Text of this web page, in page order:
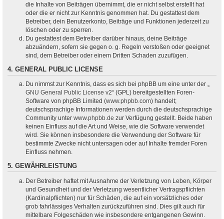
die Inhalte von Beiträgen übernimmt, die er nicht selbst erstellt hat
oder die er nicht zur Kenntnis genommen hat. Du gestattest dem
Betreiber, dein Benutzerkonto, Beiträge und Funktionen jederzeit zu
löschen oder zu sperren.
Du gestattest dem Betreiber darüber hinaus, deine Beiträge
abzuändern, sofern sie gegen o. g. Regeln verstoßen oder geeignet
sind, dem Betreiber oder einem Dritten Schaden zuzufügen.
4. GENERAL PUBLIC LICENSE
Du nimmst zur Kenntnis, dass es sich bei phpBB um eine unter der „
GNU General Public License v2“ (GPL) bereitgestellten Foren-
Software von phpBB Limited (www.phpbb.com) handelt;
deutschsprachige Informationen werden durch die deutschsprachige
Community unter www.phpbb.de zur Verfügung gestellt. Beide haben
keinen Einfluss auf die Art und Weise, wie die Software verwendet
wird. Sie können insbesondere die Verwendung der Software für
bestimmte Zwecke nicht untersagen oder auf Inhalte fremder Foren
Einfluss nehmen.
5. GEWÄHRLEISTUNG
Der Betreiber haftet mit Ausnahme der Verletzung von Leben, Körper
und Gesundheit und der Verletzung wesentlicher Vertragspflichten
(Kardinalpflichten) nur für Schäden, die auf ein vorsätzliches oder
grob fahrlässiges Verhalten zurückzuführen sind. Dies gilt auch für
mittelbare Folgeschäden wie insbesondere entgangenen Gewinn.